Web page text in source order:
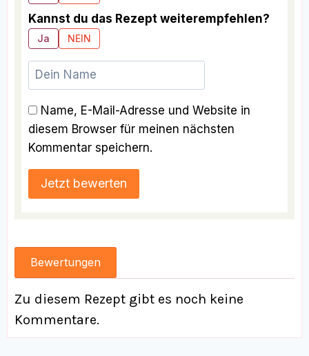
Kannst du das Rezept weiterempfehlen?
Ja NEIN
Name, E-Mail-Adresse und Website in
diesem Browser für meinen nächsten
Kommentar speichern.
Bewertungen
Zu diesem Rezept gibt es noch keine
Kommentare.